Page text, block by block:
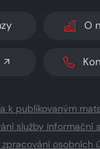
O
k publikovaným
služby informační
osobních